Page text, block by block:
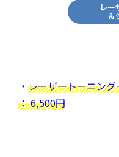
レー
＆
・ レーザートーニン
： 6,500円